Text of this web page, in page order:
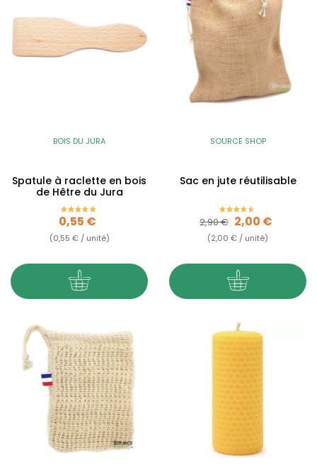
BOIS DU JURA
Spatule à raclette en bois
de Hêtre du Jura
Prix
0,55 €
(0,55 € / unité)
SOURCE SHOP
Sac en jute réutilisable
Prix de base
2,90 € Prix
2,00 €
(2,00 € / unité)